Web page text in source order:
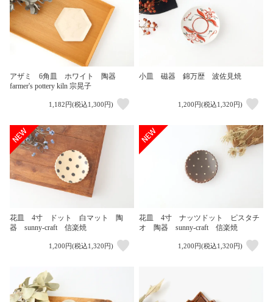
アザミ 6角皿 ホワイト 陶器
farmer's pottery kiln 宗晃子
1,182円(税込1,300円)
小皿 磁器 錦万歴 波佐見焼
1,200円(税込1,320円)
花皿 4寸 ドット 白マット 陶
器 sunny-craft 信楽焼
1,200円(税込1,320円)
花皿 4寸 ナッツドット ピスタチ
オ 陶器 sunny-craft 信楽焼
1,200円(税込1,320円)